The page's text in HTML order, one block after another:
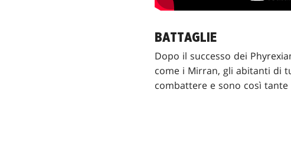
BATTAGLIE
Dopo il successo dei
come i Mirran, gli abitanti di
combattere e sono così